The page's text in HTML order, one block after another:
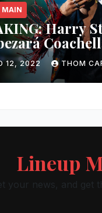
MAIN
Harry
Kanye West
12, 2022 THOM
Lineup
your news, and get